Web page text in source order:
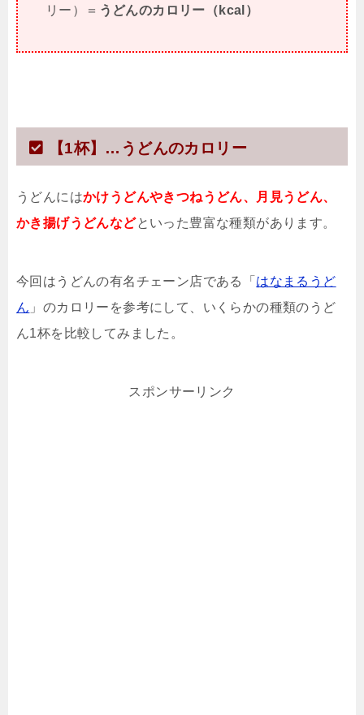
リー）＝ うどんのカロリー（kcal）
【1杯】…うどんのカロリー
うどんにはかけうどんやきつねうどん、月見うどん、
かき揚げうどんなどといった豊富な種類があります。
今回はうどんの有名チェーン店である「 はなまるうど
ん 」のカロリーを参考にして、いくらかの種類のうど
ん1杯を比較してみました。
スポンサーリンク